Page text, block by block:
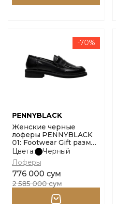
-70%
PENNYBLACK
Женские черные
лоферы PENNYBLACK
01: Footwear Gift размер
36
Цвета:
Черный
Лоферы
776 000 сум
2 585 000 сум